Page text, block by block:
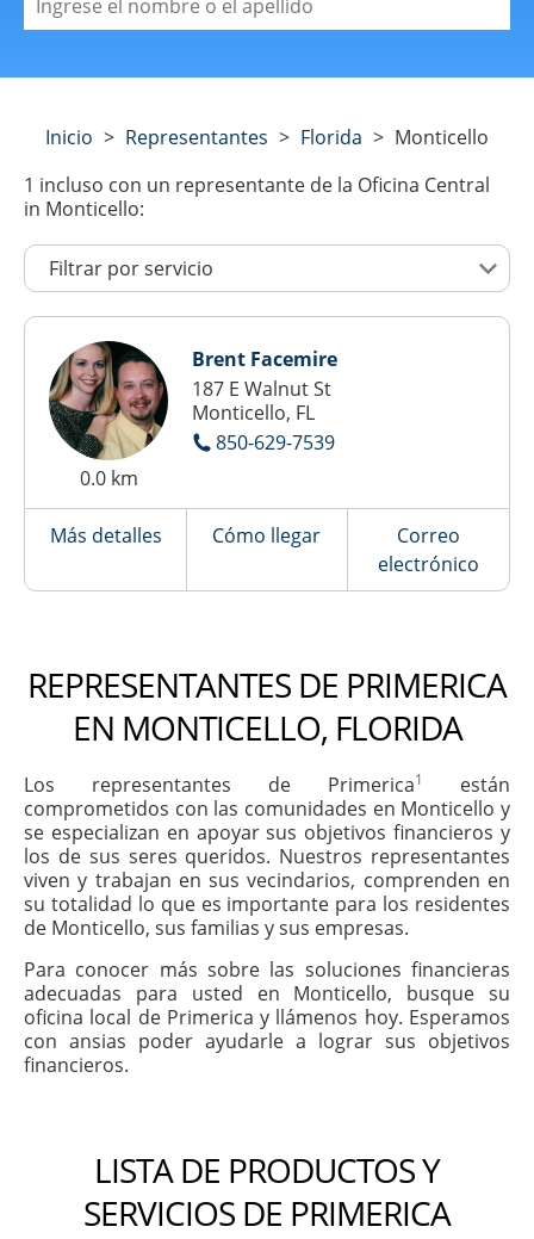
Inicio > Representantes > Florida > Monticello
1 incluso con un representante de la Oficina Central
in Monticello:
0.0 km
Brent Facemire
187 E Walnut St
Monticello, FL
850-629-7539
Más detalles Cómo llegar
Correo
electrónico
REPRESENTANTES DE PRIMERICA
EN MONTICELLO, FLORIDA
Los representantes de Primerica1
están
comprometidos con las comunidades en Monticello y
se especializan en apoyar sus objetivos financieros y
los de sus seres queridos. Nuestros representantes
viven y trabajan en sus vecindarios, comprenden en
su totalidad lo que es importante para los residentes
de Monticello, sus familias y sus empresas.
Para conocer más sobre las soluciones financieras
adecuadas para usted en Monticello, busque su
oficina local de Primerica y llámenos hoy. Esperamos
con ansias poder ayudarle a lograr sus objetivos
financieros.
LISTA DE PRODUCTOS Y
SERVICIOS DE PRIMERICA